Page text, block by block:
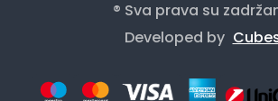
® Sva prava su
Developed by